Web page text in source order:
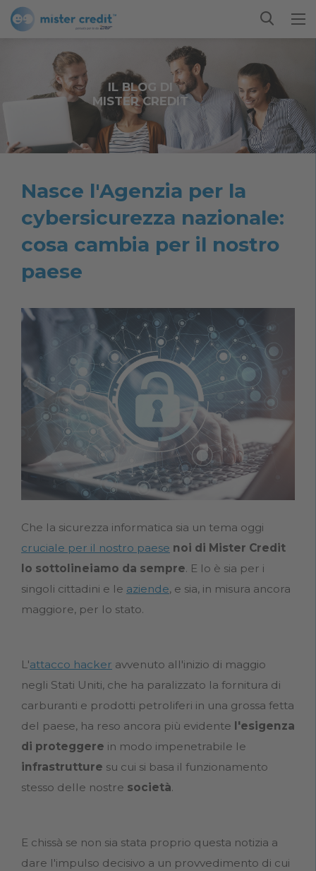
IL BLOG DI
MISTER CREDIT
Nasce l'Agenzia per la
cybersicurezza nazionale:
cosa cambia per il nostro
paese
Che la sicurezza informatica sia un tema oggi
cruciale per il nostro paese noi di Mister Credit
lo sottolineiamo da sempre. E lo è sia per i
singoli cittadini e le aziende, e sia, in misura ancora
maggiore, per lo stato.
L'attacco hacker avvenuto all'inizio di maggio
negli Stati Uniti, che ha paralizzato la fornitura di
carburanti e prodotti petroliferi in una grossa fetta
del paese, ha reso ancora più evidente l'esigenza
di proteggere in modo impenetrabile le
infrastrutture su cui si basa il funzionamento
stesso delle nostre società.
E chissà se non sia stata proprio questa notizia a
dare l'impulso decisivo a un provvedimento di cui